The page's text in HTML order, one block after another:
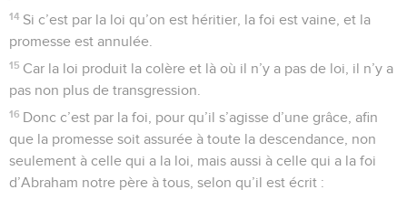
14 Si c’est par la loi qu’on est héritier, la foi est vaine, et la
promesse est annulée.
15 Car la loi produit la colère et là où il n’y a pas de loi, il n’y a
pas non plus de transgression.
16 Donc c’est par la foi, pour qu’il s’agisse d’une grâce, afin
que la promesse soit assurée à toute la descendance, non
seulement à celle qui a la loi, mais aussi à celle qui a la foi
d’Abraham notre père à tous, selon qu’il est écrit :